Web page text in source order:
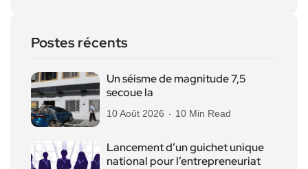
Postes récents
Un séisme de magnitude 7,5
secoue la
10 Août 2026 10 Min Read
Lancement d’un guichet unique
national pour l’entrepreneuriat